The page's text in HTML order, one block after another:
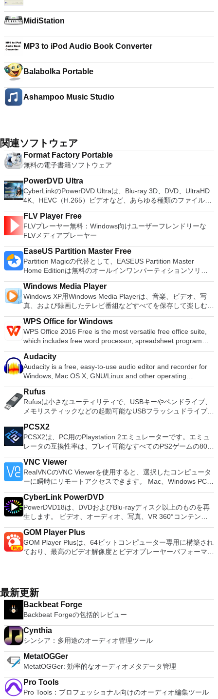
MidiStation
MP3 to iPod Audio Book Converter
Balabolka Portable
Ashampoo Music Studio
関連ソフトウェア
Format Factory Portable
無料の電子書籍ソフトウェア
PowerDVD Ultra
CyberLinkのPowerDVD Ultraは、Blu-ray 3D、DVD、UltraHD
4K、HEVC（H.265）ビデオなど、あらゆる種類のファイルを
再生できる素晴らしいメディアプレーヤーです。 主な機能は
次のとおりです。 元の品質よりも優れた： PowerDVD Ultraで
は、TrueTheaterテクノロジーを使用してメディアを強化でき
ます。 CyberLinkクラウド：メディアを新しいクラウドストレ
ージサービスと同期、保存、共有する新しい方法を模索できま
す。 完全なDLNAソリューション： PowerDVD Ultraを使用す
ると、PC、タブレット、スマートフォン、テレビでメディア
コンテンツを再生できます。 インスタントプレイ：インスタ
ントプレイを使用すると、Blu-rayムービーの起動が速くなり
ます。 HDムービー用のHDオーディオ：このアプリケーショ
ンでは、鮮明な7.1チャンネルDTS-HD、Dolby TrueHD、およ
びDolby Digital Plus形式を使用できます。 リモートモバイル
アプリ： PowerDVD Ultraには、Power Media Playerと
PowerDVDリモートモバイルアプリが含まれています。
PowerDVD Ultraは、すべてのコンテンツの中心的なプレーヤ
たデバイス、クラウドに保存されたメディアからメディアを再
生できます。
FLV Player Free
FLVプレーヤー無料：Windows向けユーザーフレンドリーな
FLVメディアプレーヤー
EaseUS Partition Master Free
Partition Magicの代替として、EASEUS Partition Master
Home Editionは無料のオールインワンパーティションソリュ
ーションおよびディスク管理ユーティリティです。パーティシ
ョンの拡張（特にシステムドライブ用）、ディスク領域の管
理、MBRおよびGUIDパーティションテーブル（GPT）ディス
クのディスク領域不足の問題の解決を可能にします。 パーテ
ィションのサイズ変更/移動システムドライブを拡張するディ
スクとパーティションをコピーパーティションをマージ分割パ
ーティション空き領域を再分配するダイナミックディスクの変
換パーティションを回復する
Windows Media Player
Windows XP用Windows Media Playerは、音楽、ビデオ、写
真、および録画したテレビ番組などすべてを保存して楽しむ最
適な機能を搭載しています。 再生、表示、外出先で楽しむた
めのポータブル デバイスとの同期、さらには家中のデバイス
との共有も、すべて1か所で行えます。 シンプルなデザイン -
まったく新しい外観でデジタル エンターテイメントを楽しめ
ます。 大好きな音楽をより多く - デジタル音楽体験がさらに
楽しくなります。 エンターテイメントをすべて1つの場所に -
音楽、ビデオ、写真、録画したテレビ番組をすべて保存して楽
しめます。 どこでも楽しめる - どこにいても音楽、ビデオ、
写真にアクセスできます。
WPS Office for Windows
WPS Office 2016 Free is the most versatile free office suite,
which includes free word processor, spreadsheet program
and presentation maker. With these three programs you will
easily be able to deal with any office related tasks. WPS
Office 2016 Free has multiple language support for English,
French, German, Spanish, Portuguese,Russian and Polish
languages. To switch between languages requires only a
single click! Despite being a free suite, WPS Office comes
with many innovative features, such as the paragraph
adjustment tool and multiple tabbed feature. It also has a PDF
converter, spell check and word count feature. WPS Office
2016 Personal Edition supports switching language UI,File
Roaming and Docer online templates. Key features include:
Writer Efficient word processor. Presentation Multimedia
presentations creator. Spreadsheets Powerful tool for data
processing and analysis. 100% compatible with MS Office
document file types (.docx, .pptx, .xlsx, etc.). Thousands of
support (iOS and Android). WPS Cloud Storage included.
Although it is a free suite, WPS Office 2016 Free comes with
many innovative features, including a useful a paragraph
adjustment tool int he Writer program. It has an Office to PDF
converter, automatic spell checking and word count features.
It also has some neat tools such as the Watermark in
document, and converting PowerPoint to Word document
effective slide show maker that helps you to create impressive
multimedia presentations; and the Spreadsheets program is
both a flexible and a powerful spreadsheet application.
Audacity
Audacity is a free, easy-to-use audio editor and recorder for
Windows, Mac OS X, GNU/Linux and other operating
systems. You can use Audacity to: Record live audio. Convert
tapes and records into digital recordings or CDs. Edit Ogg
Vorbis, MP3, WAV or AIFF sound files. Cut, copy, splice or mix
sounds together. Change the speed or pitch of a recording.
Add new effects with LADSPA plug-ins. And more!
Rufus
Rufusは小さなユーティリティで、USBキーやペンドライブ、
メモリスティックなどの起動可能なUSBフラッシュドライブを
フォーマットおよび作成できます。 Rufusは、次のシナリオで
役立ちます。 Windows、Linux、およびUEFI用の起動可能な
ISOからUSBインストールメディアを作成する必要がある場
合。 OSがインストールされていないシステムで作業する必要
がある場合。 BIOSまたはその他のファームウェアをDOSから
フラッシュする必要がある場合。 低レベルのユーティリティ
を実行する必要がある場合。 Rufusは次の* ISOで動作しま
す：Arch Linux、Archbang、BartPE / pebuilder、CentOS、
Damn Small Linux、Fedora、FreeDOS、Gentoo、
gNewSense、Hiren&#39;s Boot CD、LiveXP、Knoppix、
Kubuntu、Linux Mint、NT Password Registry Editor、
OpenSUSE、Parted Magic、Slackware、Tails、Trinity
Rescue Kit、Ubuntu、Ultimate Boot CD、Windows XP（SP2
以降）、Windows Server 2003 R2、Windows Vista、
Windows 7、Windows 8。 *このリストは完全ではありませ
トヴィエシュ、リエトゥビウ、マジャール、オランダ、ノルス
ク、ポルスキ、ポルトガル、ポルトガル、スロヴェンスキー、
スロベンツキー、スロヴェンスキーSrpski、Suomi、
Svenska、Türkçe。
PCSX2
PCSX2は、PC用のPlaystation 2エミュレーターです。エミュ
レータの互換性率は、プレイ可能なすべてのPS2ゲームの80％
以上を誇っています。かなり強力なコンピューターを所有して
いる場合、PCSX2は優れたエミュレーターです。また、この
アプリケーションはローエンドコンピューターのサポートも提
供するため、Playstation 2コンソールのすべての所有者は、
PCで動作するゲームを見ることができます。 PCSX2エミュレ
ーターを使用すると、PS2コントローラーを使用して、本物の
プレイステーション体験をシミュレートできます。このアプリ
ケーションでは、ディスクからゲームを直接実行することも、
ハードドライブからISOイメージとして実行することもできま
す。 主な機能は次のとおりです。 Savestates：ボタンを1つ
押すだけで、ゲームの現在の「状態」を保存できます。 無制
限のメモリーカード：好きなだけメモリーカードを保存でき、
て、PCSX2 PS2エミュレーターの機能は優れています。 PS2
ゲームを高い精度でエミュレートでき、Windowsとエミュレ
ーターを切り替えることができます。欠点は、高速ゲームに苦
を使用するには、コンソールから抽出できるPlaystation 2
BIOSが必要です。
VNC Viewer
RealVNCのVNC Viewerを使用すると、選択したコンピュータ
ーに瞬時にリモートアクセスできます。 Mac、Windows PC、
またはLinuxマシン、世界中のどこからでも。 VNC Viewerを
使用すると、コンピューターのデスクトップを表示したり、コ
ンピューターの前に直接座っているかのようにマウスとキーボ
ードを制御したりできます。 VNC Viewerは、インストールと
使用が簡単です。制御したいデバイスでインストーラーを実行
し、指示に従ってください。オプションで、Windowsでのリ
モート展開に使用可能なMSIがあります。デスクトッププラッ
トフォームにVNC Viewerをインストールする権限がない場合
Screen Sharing（ARD）などのサードパーティ製のVNC互換
ソフトウェアを実行しているコンピューターに直接接続しま
す。 各デバイスでVNC Viewerにサインインして、すべてのデ
バイス間の接続をバックアップおよび同期します。 仮想キー
ボードの上のスクロールバーには、Command / Windowsなど
の高度なキーが含まれています。 Bluetoothキーボードのサポ
試用の3つのバージョンがあります。 制御する必要のあるマシ
ンごとに、RealVNCのWebサイトにアクセスして、各コンピ
ューターにVNC Connectをダウンロードするだけです。次
に、RealVNCアカウントの資格情報を使用して、ローカルマ
シンでVNC Viewerにサインインします。そこから、コンピュ
CyberLink PowerDVD
PowerDVD18は、DVDおよびBlu-rayディスク以上のものを再
生します。 ビデオ、オーディオ、写真、VR 360°コンテン
ツ、さらにはYouTubeやVimeoにとっても、PowerDVD18は重
要なエンターテイメントの仲間です。 Ultra HD HDR TVとサ
ラウンドサウンドシステムの可能性を解き放ち、360°ビデオ
の増え続けるコレクションへのアクセスで仮想世界に没頭する
Blu-ray、4K、HEVC / H.265およびHDR10コンテンツをサポー
ト全画面モードで21：9モニターで2.35：1の映画を見る常時
オンのミニビューでYouTubeライブを見る YouTubeおよび
Vimeoで4K HDRおよび360ビデオを再生 VRエクスペリエンス
の向上：Microsoft Mixed Realityヘッドセット、HTC、VIVE、
およびOculus Riftをサポート Fire TVとキャストのサポート
注：これは商用トライアルです。
GOM Player Plus
GOM Player Plusは、64ビットコンピューター専用に構築され
ており、最高のビデオ解像度とビデオプレーヤーパフォーマン
す！ 360度ビデオの完全サポートにより、キーボードまたはマ
ウスを使用するだけで360度の世界を見ることができます。こ
れには、マルチアングルサイドビューアーが含まれます：フロ
ント、バック、レフト、ライト、および画面遷移。また、360
本のYouTubeビデオの検索および再生機能も備えています。
もう1つの優れた機能セットは、包括的なファイルサポートで
す。 GOM Player Plusはデフォルトで、AVI、MP4、MKV、
FLV、WMV、MOVなど、最も人気のあるすべてのビデオ形式
を再生できます！ 洗練された、ビデオ視聴体験に焦点を当て
た更新UIを備えています。最も使用される機能の簡略化された
ショートカットと相まって、GOM Player Plusが他のメディア
プレーヤーよりも優れている理由がわかります。 GOM Player
最新更新
Backbeat Forge
Backbeat Forgeの包括的レビュー
Cynthia
シンシア：多用途のオーディオ管理ツール
MetatOGGer
MetatOGGer: 効率的なオーディオメタデータ管理
Pro Tools
Pro Tools：プロフェッショナル向けのオーディオ編集ツール